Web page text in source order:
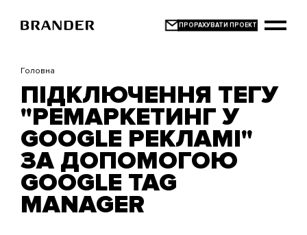
основного
Головна
ПІДКЛЮЧЕННЯ ТЕГУ
"РЕМАРКЕТИНГ У
GOOGLE РЕКЛАМІ"
ЗА ДОПОМОГОЮ
GOOGLE TAG
MANAGER